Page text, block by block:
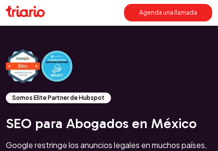
Agenda una llamada
Somos Elite Partner de Hubspot
SEO para Abogados en México
Google restringe los anuncios legales en muchos países,